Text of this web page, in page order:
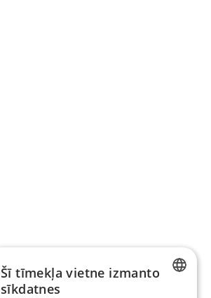
Šī tīmekļa vietne izmanto
sīkdatnes